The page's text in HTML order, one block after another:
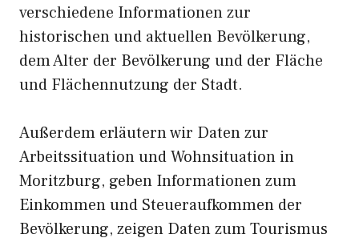
verschiedene Informationen zur
historischen und aktuellen Bevölkerung,
dem Alter der Bevölkerung und der Fläche
und Flächennutzung der Stadt.
Außerdem erläutern wir Daten zur
Arbeitssituation und Wohnsituation in
Moritzburg, geben Informationen zum
Einkommen und Steueraufkommen der
Bevölkerung, zeigen Daten zum Tourismus